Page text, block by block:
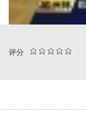
评分